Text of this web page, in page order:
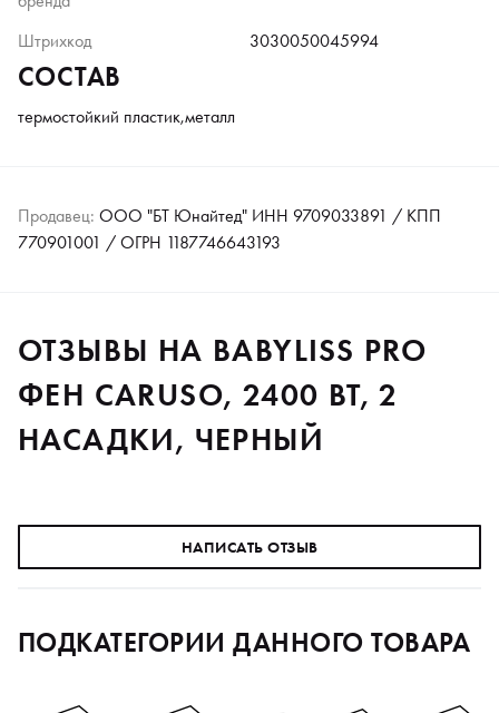
Штрихкод 3030050045994
СОСТАВ
термостойкий пластик,металл
Продавец: ООО "БТ Юнайтед" ИНН 9709033891 / КПП
770901001 / ОГРН 1187746643193
ОТЗЫВЫ НА BABYLISS PRO
ФЕН CARUSO, 2400 ВТ, 2
НАСАДКИ, ЧЕРНЫЙ
НАПИСАТЬ ОТЗЫВ
ПОДКАТЕГОРИИ ДАННОГО ТОВАРА